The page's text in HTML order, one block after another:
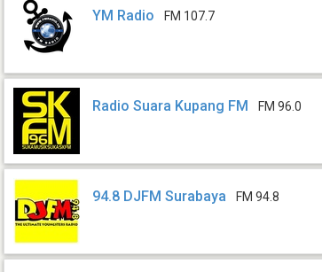
YM Radio FM 107.7
Radio Suara Kupang FM FM 96.0
94.8 DJFM Surabaya FM 94.8